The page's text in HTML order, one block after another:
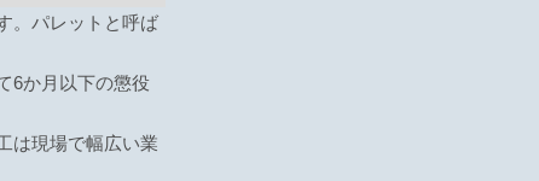
。パレットと呼ば
6か月以下の懲役
は現場で幅広い業